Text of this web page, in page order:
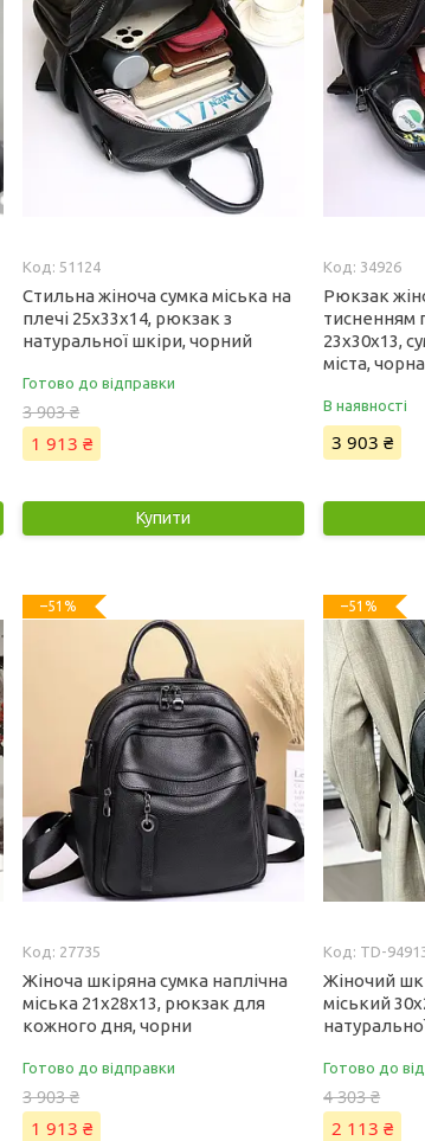
51124
Стильна жіноча сумка міська на
плечі 25х33х14, рюкзак з
натуральної шкіри, чорний
Готово до відправки
3 903 ₴
1 913 ₴
Купити
34926
Рюкзак
тисненням
23х30х13,
міста, чорна
В наявності
3 903 ₴
–51%
27735
Жіноча шкіряна сумка наплічна
міська 21х28х13, рюкзак для
кожного дня, чорни
Готово до відправки
3 903 ₴
1 913 ₴
–51%
TD-
Жіночий
міський
Готово до
4 303 ₴
2 113 ₴